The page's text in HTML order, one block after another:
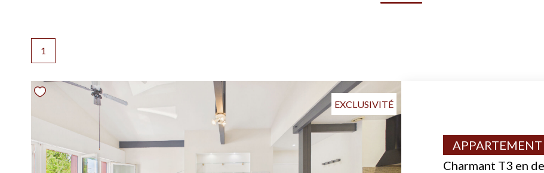
1
EXCLUSIVITÉ
Charmant T3 en